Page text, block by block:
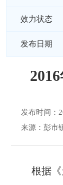
效力状态
发布日期
发布时间：
来源：彭市
根据《天